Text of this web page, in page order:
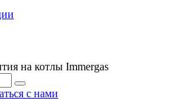
на котлы Immergas
с нами